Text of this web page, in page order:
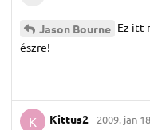
Jason Bourne Ez itt
észre!
K Kittus2 2009. jan